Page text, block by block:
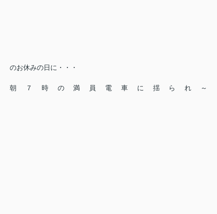
のお休みの日に・・・
朝７時の満員電車に揺られ～